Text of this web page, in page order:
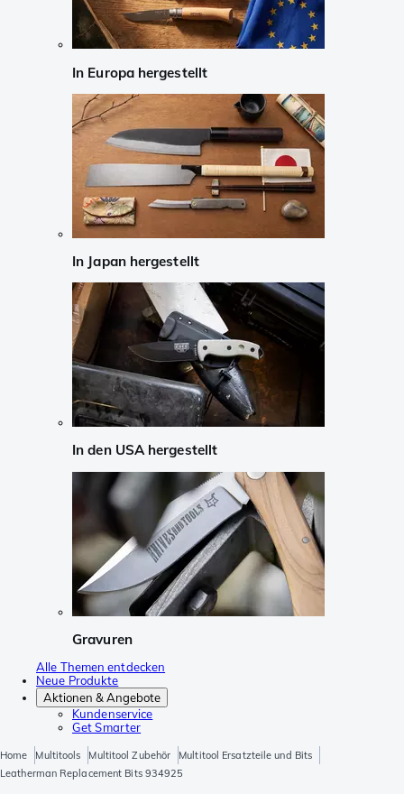
In Europa hergestellt
In Japan hergestellt
In den USA hergestellt
Gravuren
Alle Themen entdecken
Neue Produkte
Aktionen & Angebote
Kundenservice
Get Smarter
Home Multitools Multitool Zubehör
Multitool Ersatzteile und Bits
Leatherman Replacement Bits 934925